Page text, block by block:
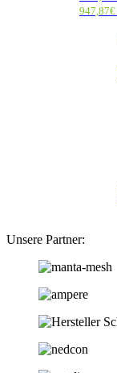
947,87€
Unsere Partner: